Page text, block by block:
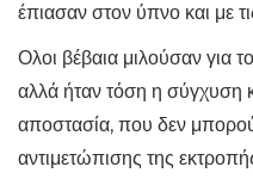
έπιασαν στον ύπνο και με
Ολοι βέβαια μιλούσαν για
αλλά ήταν τόση η σύγχυση
αποστασία, που δεν
αντιμετώπισης της